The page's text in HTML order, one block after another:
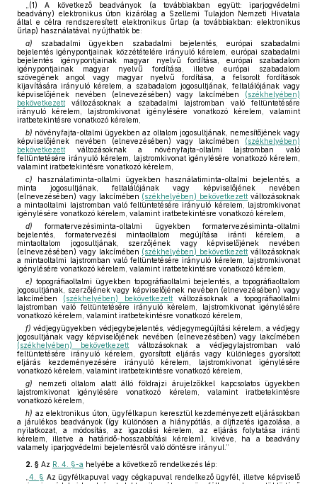
„(1) A következő beadványok (a továbbiakban együtt: iparjogvédelmi
beadvány) elektronikus úton kizárólag a Szellemi Tulajdon Nemzeti Hivatala
által e célra rendszeresített elektronikus űrlap (a továbbiakban: elektronikus
űrlap) használatával nyújthatók be:
a) szabadalmi ügyekben szabadalmi bejelentés, európai szabadalmi
bejelentés igénypontjainak közzétételére irányuló kérelem, európai szabadalmi
bejelentés igénypontjainak magyar nyelvű fordítása, európai szabadalom
igénypontjainak magyar nyelvű fordítása, illetve európai szabadalom
szövegének angol vagy magyar nyelvű fordítása, a felsorolt fordítások
kijavítására irányuló kérelem, a szabadalom jogosultjának, feltalálójának vagy
képviselőjének nevében (elnevezésében) vagy lakcímében (székhelyében)
bekövetkezett változásoknak a szabadalmi lajstromban való feltüntetésére
irányuló kérelem, lajstromkivonat igénylésére vonatkozó kérelem, valamint
iratbetekintésre vonatkozó kérelem,
b) növényfajta-oltalmi ügyekben az oltalom jogosultjának, nemesítőjének vagy
képviselőjének nevében (elnevezésében) vagy lakcímében (székhelyében)
bekövetkezett változásoknak a növényfajta-oltalmi lajstromban való
feltüntetésére irányuló kérelem, lajstromkivonat igénylésére vonatkozó kérelem,
valamint iratbetekintésre vonatkozó kérelem,
c) használatiminta-oltalmi ügyekben használatiminta-oltalmi bejelentés, a
minta jogosultjának, feltalálójának vagy képviselőjének nevében
(elnevezésében) vagy lakcímében (székhelyében) bekövetkezett változásoknak
a mintaoltalmi lajstromban való feltüntetésére irányuló kérelem, lajstromkivonat
igénylésére vonatkozó kérelem, valamint iratbetekintésre vonatkozó kérelem,
d) formatervezésiminta-oltalmi ügyekben formatervezésiminta-oltalmi
bejelentés, formatervezési mintaoltalom megújítása iránti kérelem, a
mintaoltalom jogosultjának, szerzőjének vagy képviselőjének nevében
(elnevezésében) vagy lakcímében (székhelyében) bekövetkezett változásoknak
a mintaoltalmi lajstromban való feltüntetésére irányuló kérelem, lajstromkivonat
igénylésére vonatkozó kérelem, valamint iratbetekintésre vonatkozó kérelem,
e) topográfiaoltalmi ügyekben topográfiaoltalmi bejelentés, a topográfiaoltalom
jogosultjának, szerzőjének vagy képviselőjének nevében (elnevezésében) vagy
lakcímében (székhelyében) bekövetkezettváltozásoknak a topográfiaoltalmi
lajstromban való feltüntetésére irányuló kérelem, lajstromkivonat igénylésére
vonatkozó kérelem, valamint iratbetekintésre vonatkozó kérelem,
f) védjegyügyekben védjegybejelentés, védjegymegújítási kérelem, a védjegy
jogosultjának vagy képviselőjének nevében (elnevezésében) vagy lakcímében
(székhelyében) bekövetkezett változásoknak a védjegylajstromban való
feltüntetésére irányuló kérelem, gyorsított eljárás vagy különleges gyorsított
eljárás kezdeményezésére irányuló kérelem, lajstromkivonat igénylésére
vonatkozó kérelem, valamint iratbetekintésre vonatkozó kérelem,
g) nemzeti oltalom alatt álló földrajzi árujelzőkkel kapcsolatos ügyekben
lajstromkivonat igénylésére vonatkozó kérelem, valamint iratbetekintésre
vonatkozó kérelem,
h) az elektronikus úton, ügyfélkapun keresztül kezdeményezett eljárásokban
a járulékos beadványok (így különösen a hiánypótlás, a díjfizetés igazolása, a
nyilatkozat, a módosítás, az igazolási kérelem, az eljárás folytatása iránti
kérelem, illetve a határidő-hosszabbítási kérelem), kivéve, ha a beadvány
valamely iparjogvédelmi bejelentésről való döntésre irányul.”
2. § Az R. 4. §-a helyébe a következő rendelkezés lép:
4. § Az ügyfélkapuval vagy cégkapuval rendelkező ügyfél, illetve képviselő